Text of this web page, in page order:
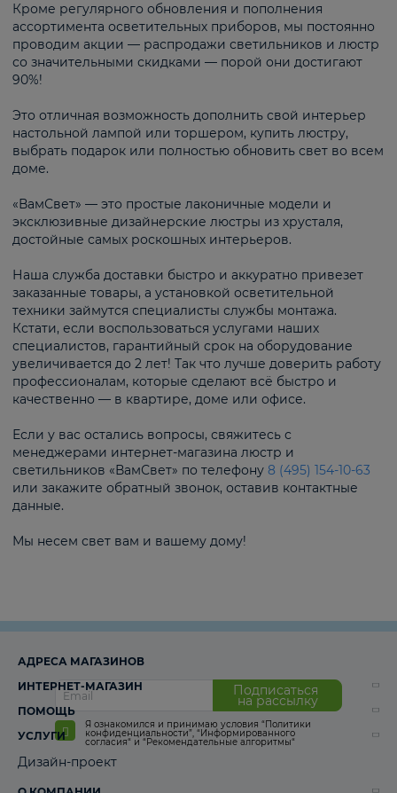
Кроме регулярного обновления и пополнения
ассортимента осветительных приборов, мы постоянно
проводим акции — распродажи светильников и люстр
со значительными скидками — порой они достигают
90%!
Это отличная возможность дополнить свой интерьер
настольной лампой или торшером, купить люстру,
выбрать подарок или полностью обновить свет во всем
доме.
«ВамСвет» — это простые лаконичные модели и
эксклюзивные дизайнерские люстры из хрусталя,
достойные самых роскошных интерьеров.
Наша служба доставки быстро и аккуратно привезет
заказанные товары, а установкой осветительной
техники займутся специалисты службы монтажа.
Кстати, если воспользоваться услугами наших
специалистов, гарантийный срок на оборудование
увеличивается до 2 лет! Так что лучше доверить работу
профессионалам, которые сделают всё быстро и
качественно — в квартире, доме или офисе.
Если у вас остались вопросы, свяжитесь с
менеджерами интернет-магазина люстр и
светильников «ВамСвет» по телефону 8 (495) 154-10-63
или закажите обратный звонок, оставив контактные
данные.
Мы несем свет вам и вашему дому!
Подписаться
на рассылку
Я ознакомился и принимаю условия “Политики
конфиденциальности”, “Информированного
согласия“ и “Рекомендательные алгоритмы“
АДРЕСА МАГАЗИНОВ
ИНТЕРНЕТ-МАГАЗИН
ПОМОЩЬ
УСЛУГИ
Дизайн-проект